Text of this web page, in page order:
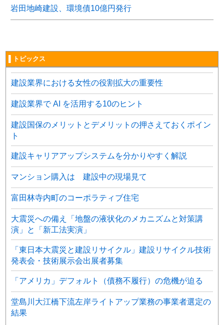
岩田地崎建設、環境債10億円発行
▌トピックス
建設業界における女性の役割拡大の重要性
建設業界で AI を活用する10のヒント
建設国保のメリットとデメリットの押さえておくポイン
ト
建設キャリアアップシステムを分かりやすく解説
マンション購入は 建設中の現場見て
富田林寺内町のコーポラティブ住宅
大震災への備え「地盤の液状化のメカニズムと対策講
演」と「新工法実演」
「東日本大震災と建設リサイクル」建設リサイクル技術
発表会・技術展示会出展者募集
「アメリカ」デフォルト（債務不履行）の危機が迫る
堂島川大江橋下流左岸ライトアップ業務の事業者選定の
結果